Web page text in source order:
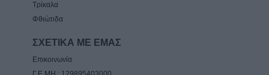
Τρίκαλα
Φθιώτιδα
ΣΧΕΤΙΚΑ ΜΕ ΕΜΑΣ
Επικοινωνία